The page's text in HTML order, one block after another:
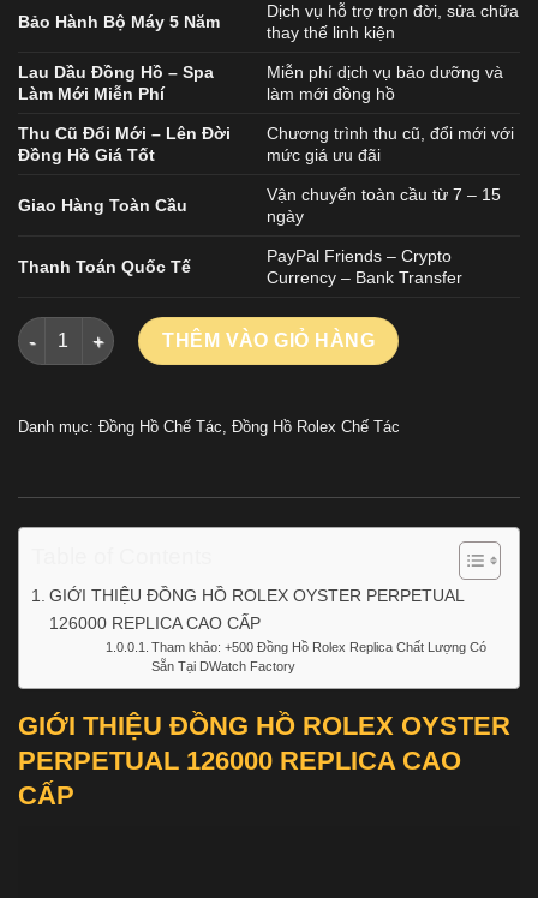
Bảo Hành Bộ Máy 5 Năm
Dịch vụ hỗ trợ trọn đời, sửa chữa
thay thế linh kiện
Lau Dầu Đồng Hồ – Spa
Làm Mới Miễn Phí
Miễn phí dịch vụ bảo dưỡng và
làm mới đồng hồ
Thu Cũ Đổi Mới – Lên Đời
Đồng Hồ Giá Tốt
Chương trình thu cũ, đổi mới với
mức giá ưu đãi
Giao Hàng Toàn Cầu
Vận chuyển toàn cầu từ 7 – 15
ngày
Thanh Toán Quốc Tế
PayPal Friends – Crypto
Currency – Bank Transfer
ĐỒNG HỒ ROLEX OYSTER PERPETUAL 126000 REPLICA
THÊM VÀO GIỎ HÀNG
Danh mục: Đồng Hồ Chế Tác, Đồng Hồ Rolex Chế Tác
GIỚI THIỆU ĐỒNG HỒ ROLEX OYSTER PERPETUAL
126000 REPLICA CAO CẤP
Tham khảo: +500 Đồng Hồ Rolex Replica Chất Lượng Có
Sẵn Tại DWatch Factory
GIỚI THIỆU ĐỒNG HỒ ROLEX OYSTER
PERPETUAL 126000 REPLICA CAO
CẤP